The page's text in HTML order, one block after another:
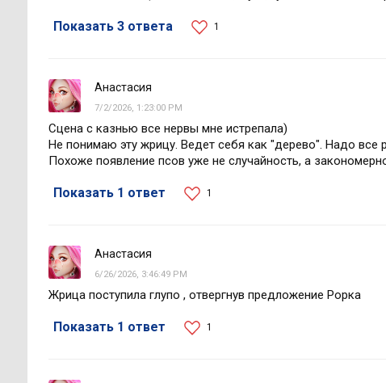
Показать 3 ответа 1
Анастасия
7/2/2026, 1:23:00 PM
Сцена с казнью все нервы мне истрепала)
Не понимаю эту жрицу. Ведет себя как "дерево". Надо все
Похоже появление псов уже не случайность, а
Показать 1 ответ 1
Анастасия
6/26/2026, 3:46:49 PM
Жрица поступила глупо , отвергнув предложение Рорка
Показать 1 ответ 1